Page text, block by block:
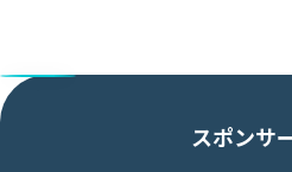
スポンサ